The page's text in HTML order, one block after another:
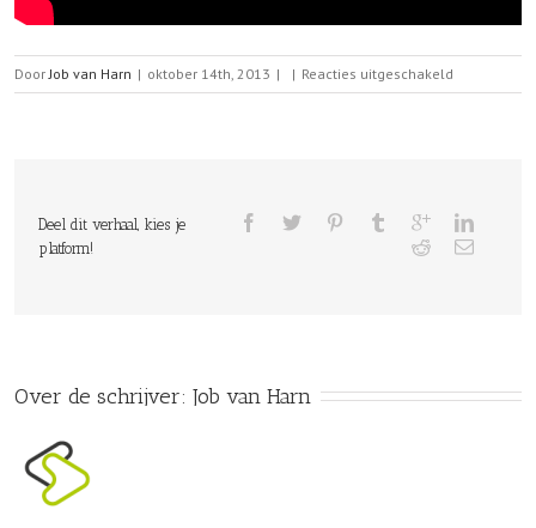
Door Job van Harn | oktober 14th, 2013 | | Reacties uitgeschakeld
Slide
Deel dit verhaal, kies je
platform!
Over de schrijver: Job van Harn